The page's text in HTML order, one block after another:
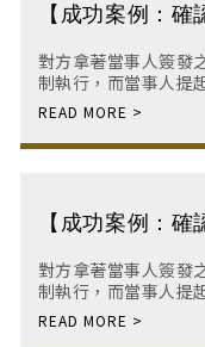
【成功案例：確
對方拿著當事人簽發
制執行，而當事人提
這是他將現金交由當
付現金給當事人，但
【成功案例：確
對方拿著當事人簽發
制執行，而當事人提
這是他將現金交由當
付現金給當事人，但